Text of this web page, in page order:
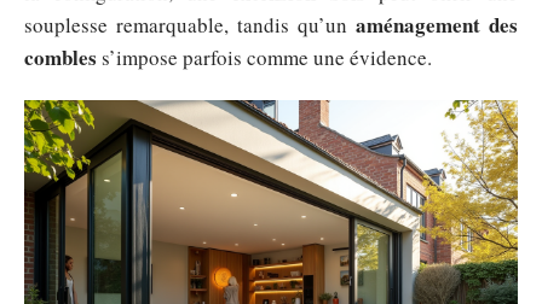
souplesse remarquable, tandis qu’un aménagement des
combles s’impose parfois comme une évidence.